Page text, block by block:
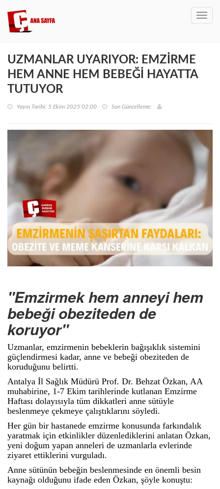
UZMANLAR UYARIYOR: EMZİRME
HEM ANNE HEM BEBEĞİ HAYATTA
TUTUYOR
Yayın Tarihi: 5 Ekim 2025 02:00 Son Güncelleme:
"Emzirmek hem anneyi hem
bebeği obeziteden de
koruyor"
Uzmanlar, emzirmenin bebeklerin bağışıklık sistemini
güçlendirmesi kadar, anne ve bebeği obeziteden de
koruduğunu belirtti.
Antalya İl Sağlık Müdürü Prof. Dr. Behzat Özkan, AA
muhabirine, 1-7 Ekim tarihlerinde kutlanan Emzirme
Haftası dolayısıyla tüm dikkatleri anne sütüyle
beslenmeye çekmeye çalıştıklarını söyledi.
Her gün bir hastanede emzirme konusunda farkındalık
yaratmak için etkinlikler düzenlediklerini anlatan Özkan,
yeni doğum yapan anneleri de uzmanlarla evlerinde
ziyaret ettiklerini vurguladı.
Anne sütünün bebeğin beslenmesinde en önemli besin
kaynağı olduğunu ifade eden Özkan, şöyle konuştu: